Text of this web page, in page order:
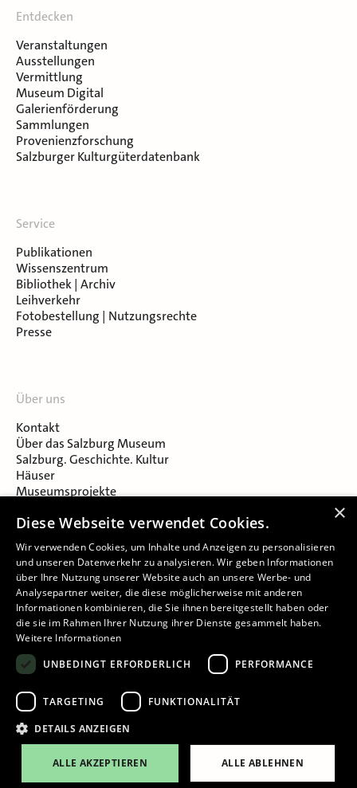
Entdecken
Veranstaltungen
Ausstellungen
Vermittlung
Museum Digital
Galerienförderung
Sammlungen
Provenienzforschung
Salzburger Kulturgüterdatenbank
Service
Publikationen
Wissenszentrum
Bibliothek | Archiv
Leihverkehr
Fotobestellung | Nutzungsrechte
Presse
Über uns
Kontakt
Über das Salzburg Museum
Salzburg. Geschichte. Kultur
Häuser
Museumsprojekte
Museumsverein Celtic Heritage
Impressum
Datenschutz
Barrierefreiheitserklärung
Cookie-Einstellungen
×
Diese Webseite verwendet Cookies.
Wir verwenden Cookies, um Inhalte und Anzeigen zu personalisieren
und unseren Datenverkehr zu analysieren. Wir geben Informationen
über Ihre Nutzung unserer Website auch an unsere Werbe- und
Analysepartner weiter, die diese möglicherweise mit anderen
Informationen kombinieren, die Sie ihnen bereitgestellt haben oder
die sie im Rahmen Ihrer Nutzung ihrer Dienste gesammelt haben.
Weitere Informationen
UNBEDINGT ERFORDERLICH
PERFORMANCE
TARGETING FUNKTIONALITÄT
DETAILS ANZEIGEN
ALLE AKZEPTIEREN ALLE ABLEHNEN